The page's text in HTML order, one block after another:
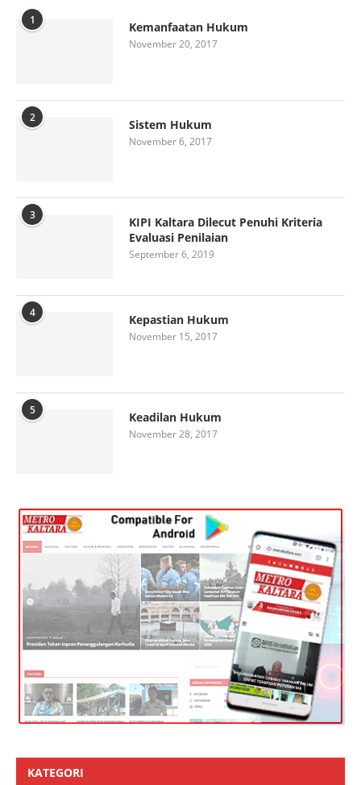
1 Kemanfaatan Hukum
November 20, 2017
2 Sistem Hukum
November 6, 2017
3
KIPI Kaltara Dilecut Penuhi Kriteria
Evaluasi Penilaian
September 6, 2019
4 Kepastian Hukum
November 15, 2017
5 Keadilan Hukum
November 28, 2017
KATEGORI